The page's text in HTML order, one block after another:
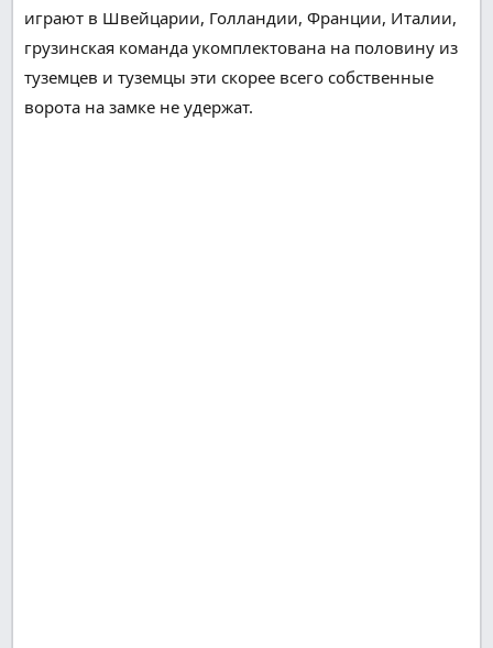
играют в Швейцарии, Голландии, Франции, Италии,
грузинская команда укомплектована на половину из
туземцев и туземцы эти скорее всего собственные
ворота на замке не удержат.